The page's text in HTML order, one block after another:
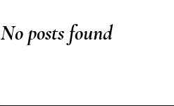
No posts found